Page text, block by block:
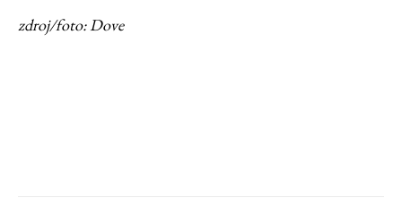
zdroj/foto: Dove